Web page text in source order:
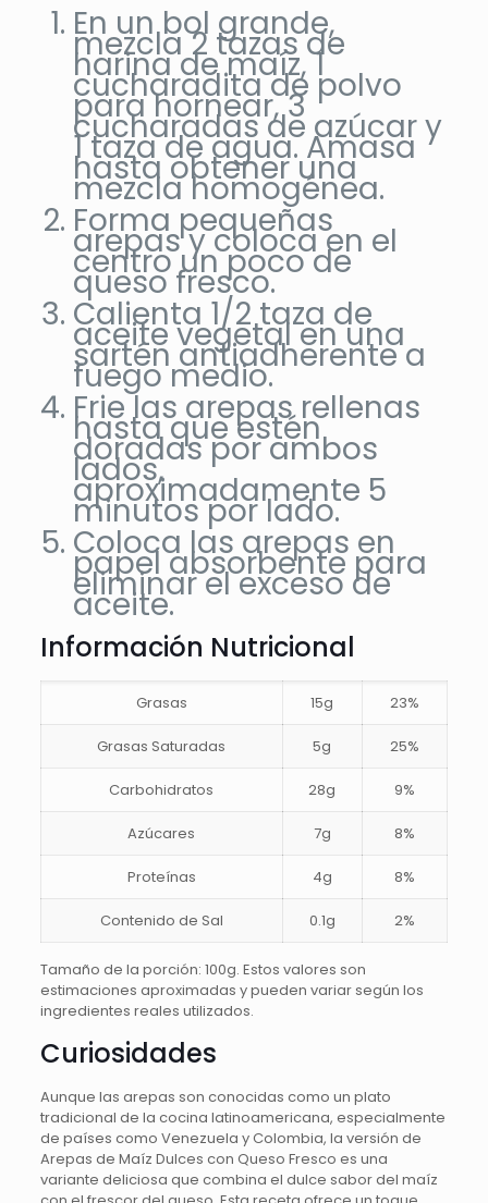
En un bol grande,
mezcla 2 tazas de
harina de maíz, 1
cucharadita de polvo
para hornear, 3
cucharadas de azúcar y
1 taza de agua. Amasa
hasta obtener una
mezcla homogénea.
Forma pequeñas
arepas y coloca en el
centro un poco de
queso fresco.
Calienta 1/2 taza de
aceite vegetal en una
sartén antiadherente a
fuego medio.
Frie las arepas rellenas
hasta que estén
doradas por ambos
lados,
aproximadamente 5
minutos por lado.
Coloca las arepas en
papel absorbente para
eliminar el exceso de
aceite.
Información Nutricional
Grasas 15g 23%
Grasas Saturadas 5g 25%
Carbohidratos 28g 9%
Azúcares 7g 8%
Proteínas 4g 8%
Contenido de Sal 0.1g 2%
Tamaño de la porción: 100g. Estos valores son
estimaciones aproximadas y pueden variar según los
ingredientes reales utilizados.
Curiosidades
Aunque las arepas son conocidas como un plato
tradicional de la cocina latinoamericana, especialmente
de países como Venezuela y Colombia, la versión de
Arepas de Maíz Dulces con Queso Fresco es una
variante deliciosa que combina el dulce sabor del maíz